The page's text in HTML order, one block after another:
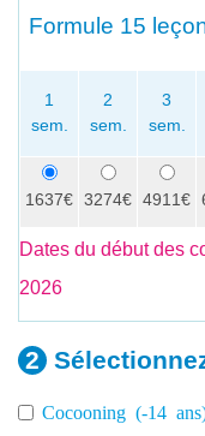
Formule 15
1
sem.
2
sem.
3
sem.
1637€ 3274€ 4911€
Dates du début des
2026
Cocooning (-14